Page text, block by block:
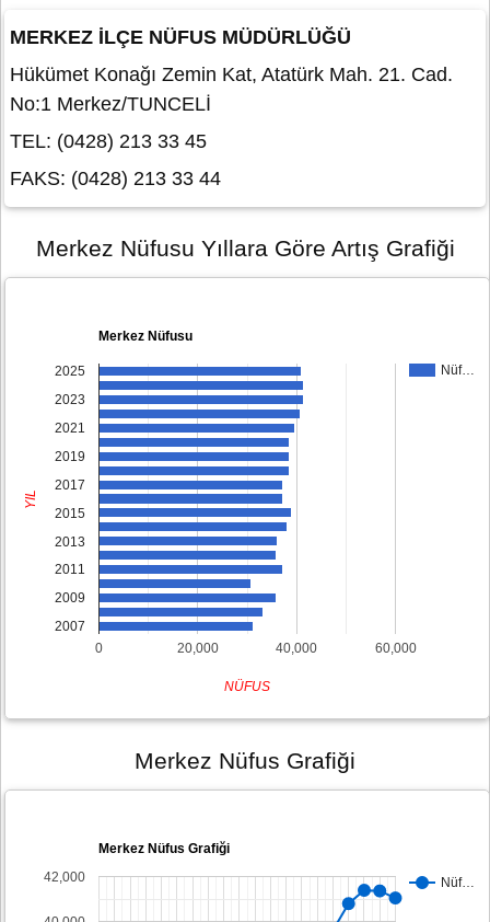
MERKEZ İLÇE NÜFUS MÜDÜRLÜĞÜ
Hükümet Konağı Zemin Kat, Atatürk Mah. 21. Cad.
No:1 Merkez/TUNCELİ
TEL: (0428) 213 33 45
FAKS: (0428) 213 33 44
Merkez Nüfusu Yıllara Göre Artış Grafiği
Merkez Nüfusu
Nüf…
0 20,000 40,000 60,000
2025
2023
2021
2019
2017
2015
2013
2011
2009
2007
NÜFUS
YIL
Merkez Nüfus Grafiği
Merkez Nüfus Grafiği
Nüf…
42,000